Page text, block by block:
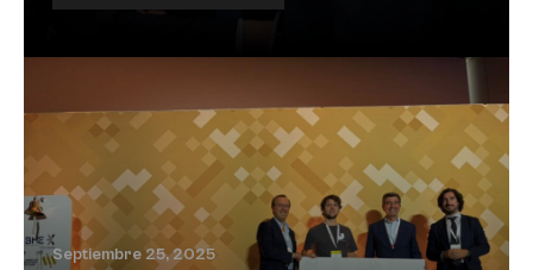
Septiembre 25, 2025